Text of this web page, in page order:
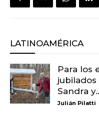
LATINOAMÉRICA
Para los
jubilados
Sandra
Julián Pilatti